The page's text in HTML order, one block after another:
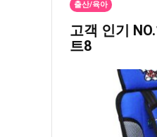
출산/육아
고객 인기
트8